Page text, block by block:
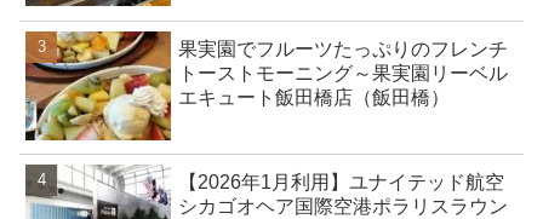
果実園でフルーツたっぷりのフレンチ
トーストモーニング～果実園リーベル
エキュート飯田橋店（飯田橋）
【2026年1月利用】ユナイテッド航空
シカゴオヘア国際空港ポラリスラウン